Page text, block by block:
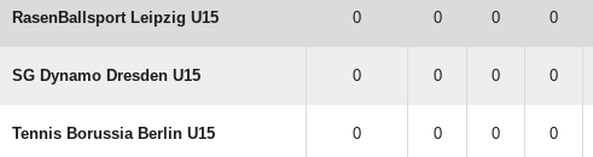
RasenBallsport Leipzig U15 0 0 0 0
SG Dynamo Dresden U15 0 0 0 0
Tennis Borussia Berlin U15 0 0 0 0